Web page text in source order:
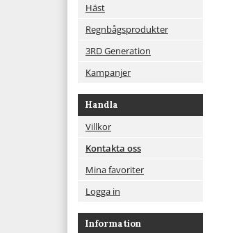
Häst
Regnbågsprodukter
3RD Generation
Kampanjer
Handla
Villkor
Kontakta oss
Mina favoriter
Logga in
Information